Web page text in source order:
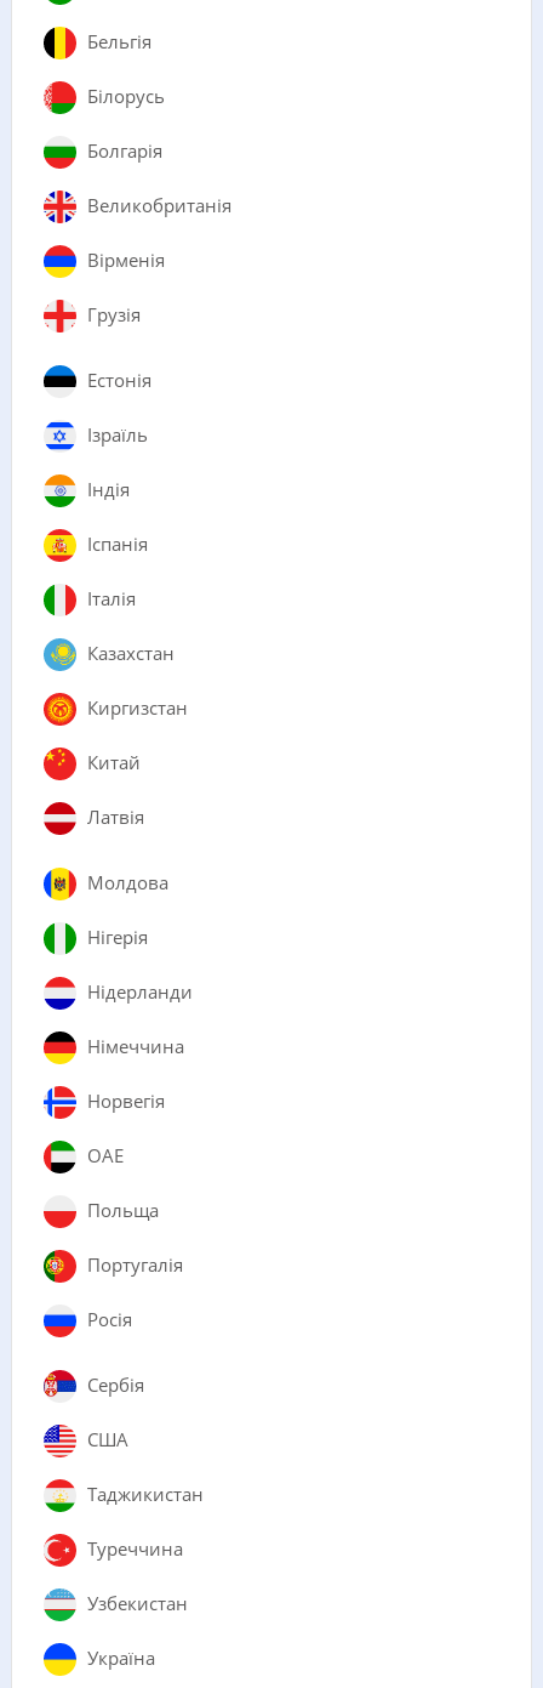
Бельгія
Білорусь
Болгарія
Великобританія
Вірменія
Грузія
Естонія
Ізраїль
Індія
Іспанія
Італія
Казахстан
Киргизстан
Китай
Латвія
Молдова
Нігерія
Нідерланди
Німеччина
Норвегія
ОАЕ
Польща
Португалія
Росія
Сербія
США
Таджикистан
Туреччина
Узбекистан
Україна